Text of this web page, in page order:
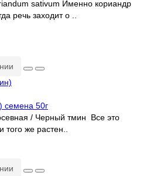
sativum Именно кориандр
речь заходит о ..
семена 50г
/ Черный тмин Все это
того же растен..